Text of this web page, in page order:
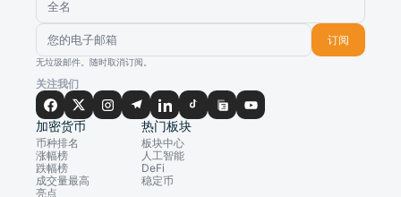
订阅
无垃圾邮件。随时取消订阅。
关注我们
加密货币
币种排名
涨幅榜
跌幅榜
成交量最高
亮点
热门板块
板块中心
人工智能
DeFi
稳定币